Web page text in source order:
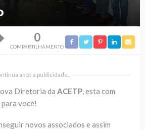
0
COMPARTILHAMENTO
após a publicidade..
Diretoria da ACETP, esta com
para você!
novos associados e assim